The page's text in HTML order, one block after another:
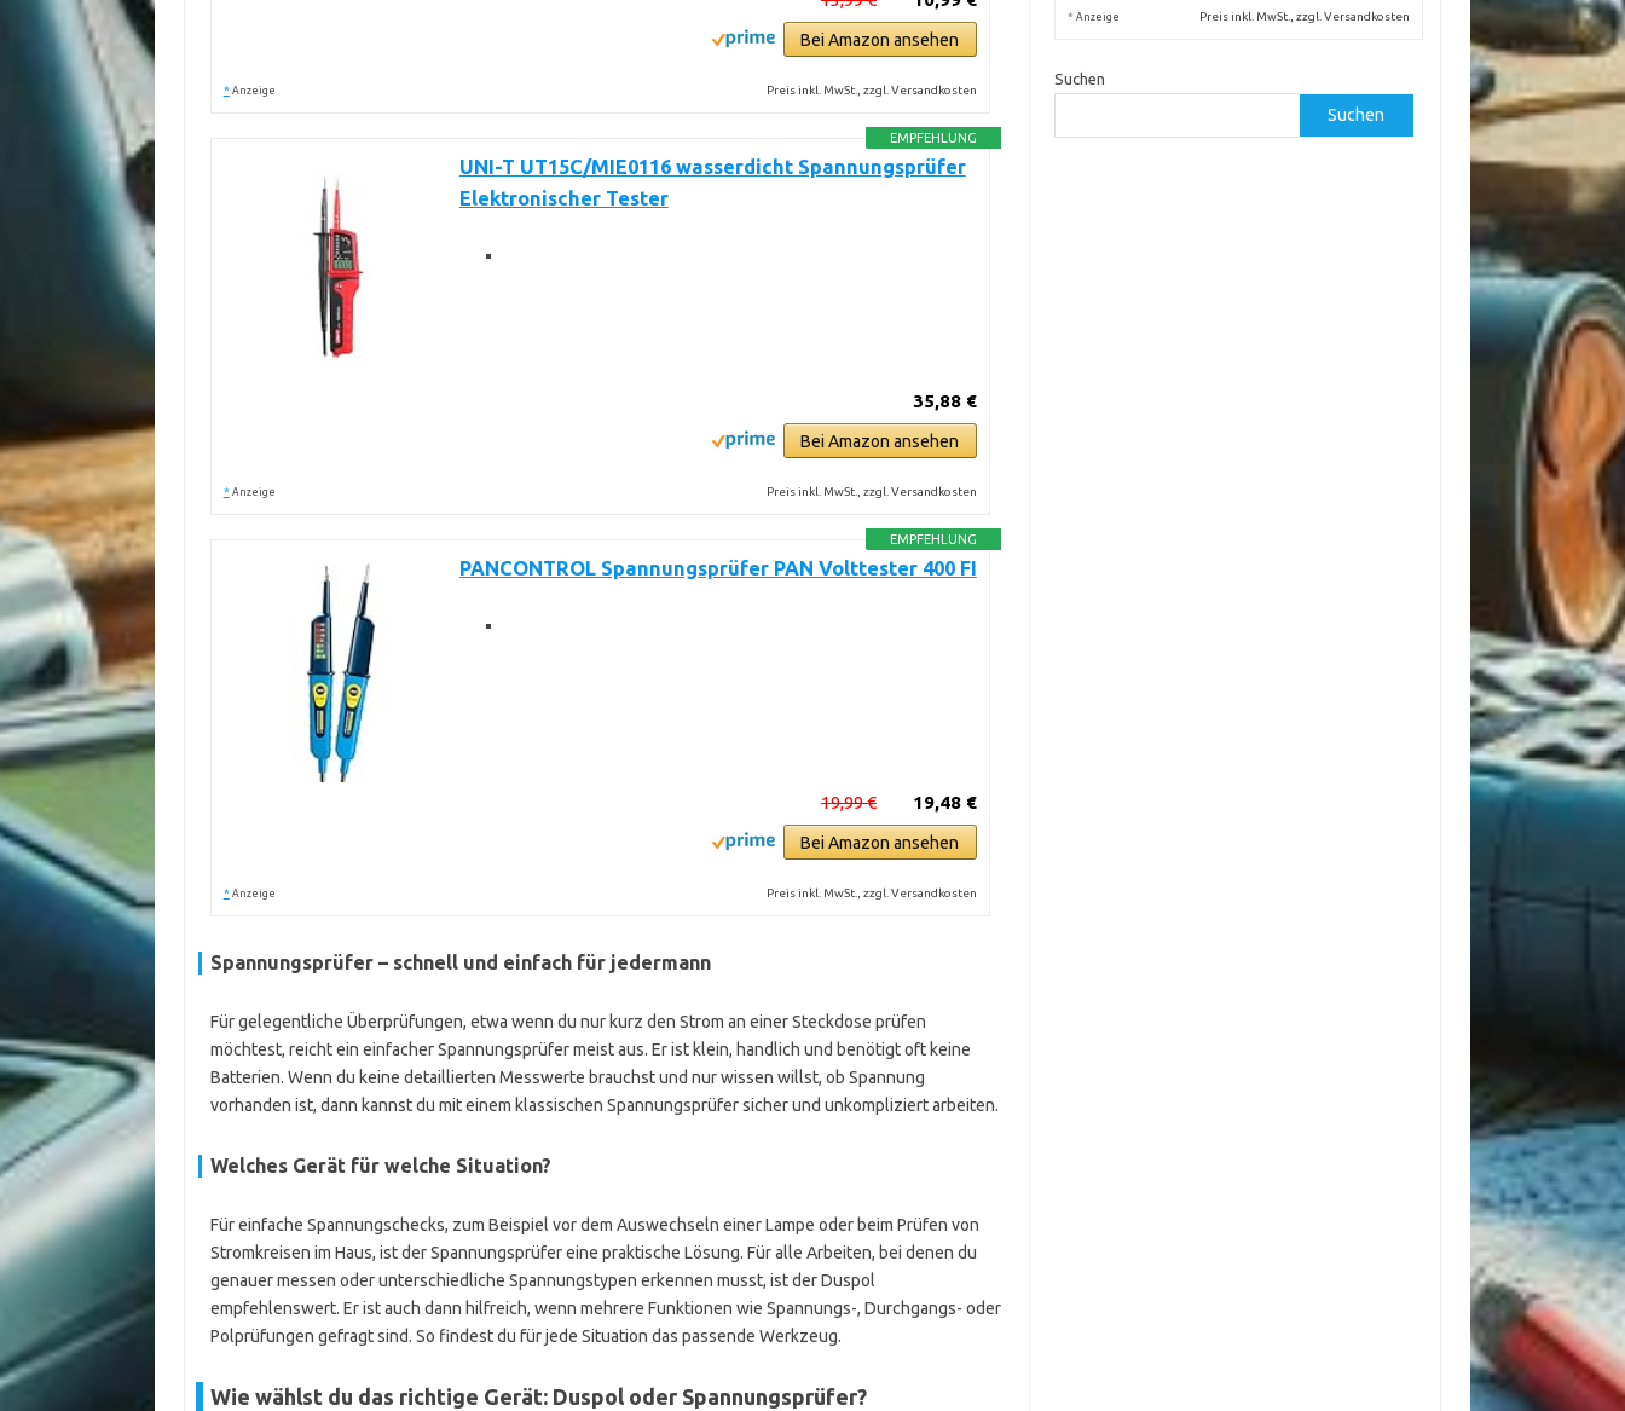
Bei Amazon ansehen
* Anzeige Preis inkl. MwSt., zzgl. Versandkosten
EMPFEHLUNG
UNI-T UT15C/MIE0116 wasserdicht Spannungsprüfer
Elektronischer Tester
35,88 €
Bei Amazon ansehen
* Anzeige Preis inkl. MwSt., zzgl. Versandkosten
EMPFEHLUNG
PANCONTROL Spannungsprüfer PAN Volttester 400 FI
19,48 €
19,99 €
Bei Amazon ansehen
* Anzeige Preis inkl. MwSt., zzgl. Versandkosten
Spannungsprüfer – schnell und einfach für jedermann
Für gelegentliche Überprüfungen, etwa wenn du nur kurz den Strom an einer Steckdose prüfen
möchtest, reicht ein einfacher Spannungsprüfer meist aus. Er ist klein, handlich und benötigt oft keine
Batterien. Wenn du keine detaillierten Messwerte brauchst und nur wissen willst, ob Spannung
vorhanden ist, dann kannst du mit einem klassischen Spannungsprüfer sicher und unkompliziert arbeiten.
Welches Gerät für welche Situation?
Für einfache Spannungschecks, zum Beispiel vor dem Auswechseln einer Lampe oder beim Prüfen von
Stromkreisen im Haus, ist der Spannungsprüfer eine praktische Lösung. Für alle Arbeiten, bei denen du
genauer messen oder unterschiedliche Spannungstypen erkennen musst, ist der Duspol
empfehlenswert. Er ist auch dann hilfreich, wenn mehrere Funktionen wie Spannungs-, Durchgangs- oder
Polprüfungen gefragt sind. So findest du für jede Situation das passende Werkzeug.
Wie wählst du das richtige Gerät: Duspol oder Spannungsprüfer?
* Anzeige Preis inkl. MwSt., zzgl. Versandkosten
Suchen
Suchen